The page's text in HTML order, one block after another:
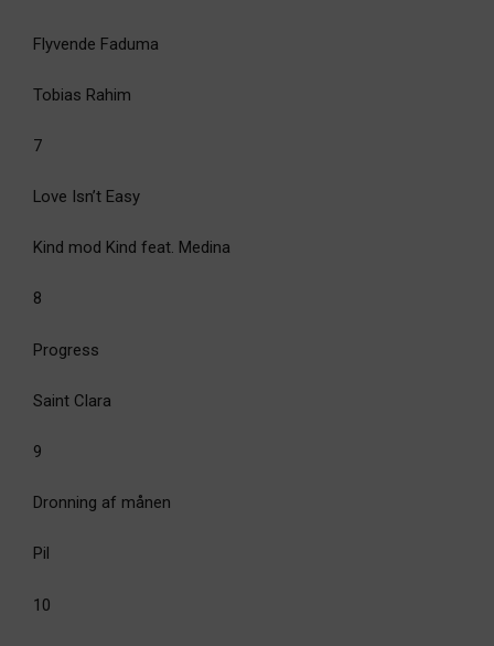
Flyvende Faduma
Tobias Rahim
7
Love Isn’t Easy
Kind mod Kind feat. Medina
8
Progress
Saint Clara
9
Dronning af månen
Pil
10